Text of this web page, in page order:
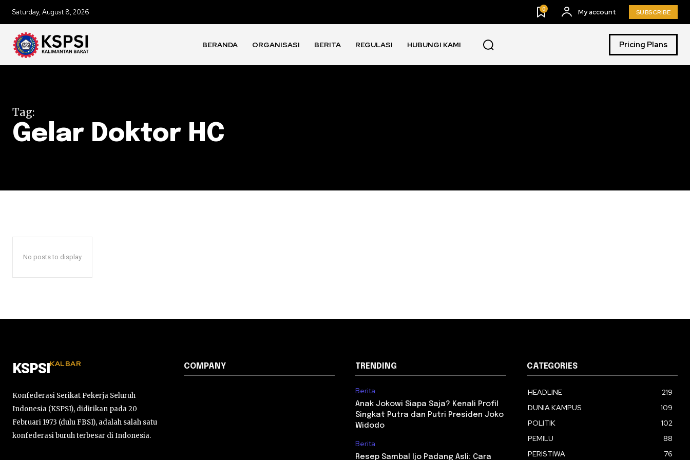
Saturday, August 8, 2026 0 My account SUBSCRIBE
BERANDA ORGANISASI BERITA REGULASI HUBUNGI KAMI Pricing Plans
Tag:
Gelar Doktor HC
No posts to display
KSPSI KALBAR
Konfederasi Serikat Pekerja Seluruh
Indonesia (KSPSI), didirikan pada 20
Februari 1973 (dulu FBSI), adalah salah satu
konfederasi buruh terbesar di Indonesia.
COMPANY TRENDING
Berita
Anak Jokowi Siapa Saja? Kenali Profil
Singkat Putra dan Putri Presiden Joko
Widodo
Berita
Resep Sambal Ijo Padang Asli: Cara
CATEGORIES
HEADLINE
219
DUNIA KAMPUS
109
POLITIK
102
PEMILU
88
PERISTIWA
76